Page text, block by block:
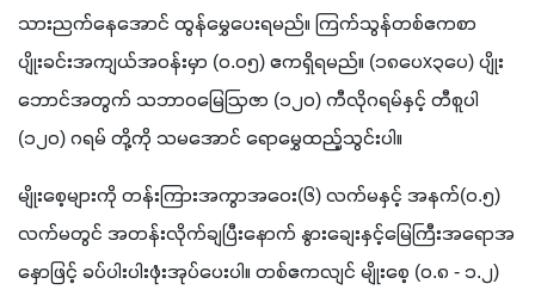
သားညက်နေအောင် ထွန်မွှေပေးရမည်။ ကြက်သွန်တစ်ဧကစာ
ပျိုးခင်းအကျယ်အဝန်းမှာ (၀.၀၅) ဧကရှိရမည်။ (၁၈ပေx၃ပေ) ပျိုး
ဘောင်အတွက် သဘာဝမြေဩဇာ (၁၂၀) ကီလိုဂရမ်နှင့် တီစူပါ
(၁၂၀) ဂရမ် တို့ကို သမအောင် ရောမွှေထည့်သွင်းပါ။
မျိုးစေ့များကို တန်းကြားအကွာအဝေး(၆) လက်မနှင့် အနက်(၀.၅)
လက်မတွင် အတန်းလိုက်ချပြီးနောက် နွားချေးနှင့်မြေကြီးအရောအ
နှောဖြင့် ခပ်ပါးပါးဖုံးအုပ်ပေးပါ။ တစ်ဧကလျင် မျိုးစေ့ (၀.၈ - ၁.၂)